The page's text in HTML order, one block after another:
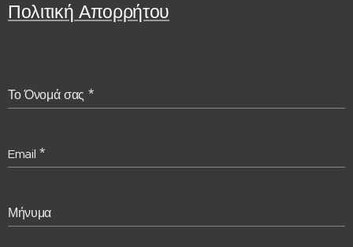
Πολιτική Απορρήτου
Το Όνομά σας
Email
Μήνυμα